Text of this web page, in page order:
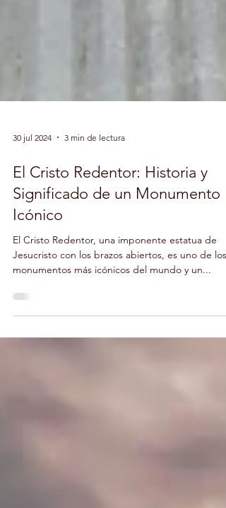
30 jul 2024 3 min de lectura
El Cristo Redentor: Historia y
Significado de un Monumento
Icónico
El Cristo Redentor, una imponente estatua de
monumentos más icónicos del mundo y un...